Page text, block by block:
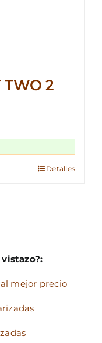
TWO 2
Detalles
vistazo?:
mejor precio